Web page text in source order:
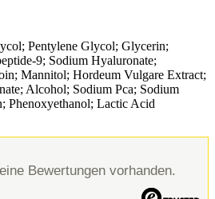
Pentylene Glycol; Glycerin;
9; Sodium Hyaluronate;
Mannitol; Hordeum Vulgare Extract;
Alcohol; Sodium Pca; Sodium
Phenoxyethanol; Lactic Acid
Bewertungen vorhanden.